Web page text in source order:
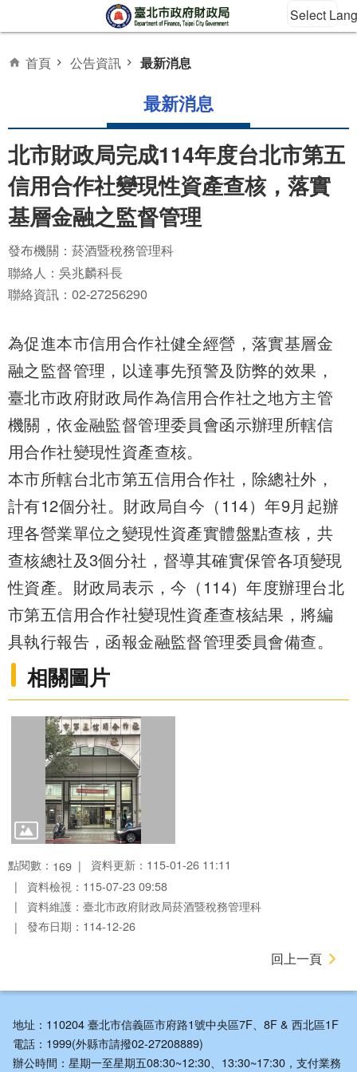
跳到主要內容區塊 Select
首頁 公告資訊 最新消息
最新消息
北市財政局完成114年度台北市第五
信用合作社變現性資產查核，落實
基層金融之監督管理
發布機關：菸酒暨稅務管理科
聯絡人：吳兆麟科長
聯絡資訊：02-27256290
為促進本市信用合作社健全經營，落實基層金
融之監督管理，以達事先預警及防弊的效果，
臺北市政府財政局作為信用合作社之地方主管
機關，依金融監督管理委員會函示辦理所轄信
用合作社變現性資產查核。
本市所轄台北市第五信用合作社，除總社外，
計有12個分社。財政局自今（114）年9月起辦
理各營業單位之變現性資產實體盤點查核，共
查核總社及3個分社，督導其確實保管各項變現
性資產。財政局表示，今（114）年度辦理台北
市第五信用合作社變現性資產查核結果，將編
具執行報告，函報金融監督管理委員會備查。
相關圖片
點閱數： 169
資料更新：115-01-26 11:11
資料檢視：115-07-23 09:58
資料維護：臺北市政府財政局菸酒暨稅務管理科
發布日期：114-12-26
回上一頁
地址：110204 臺北市信義區市府路1號中央區7F、8F & 西北區1F
電話：1999(外縣市請撥02-27208889)
辦公時間：星期一至星期五08:30~12:30、13:30~17:30，支付業務